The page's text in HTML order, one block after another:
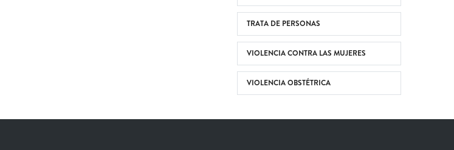
TRATA DE PERSONAS
VIOLENCIA CONTRA LAS MUJERES
VIOLENCIA OBSTÉTRICA